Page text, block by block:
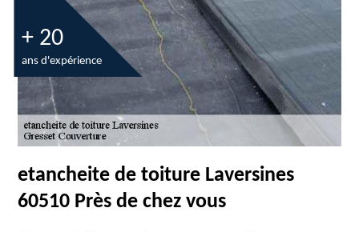
+ 20
ans d'expérience
etancheite de toiture Laversines
60510 Près de chez vous